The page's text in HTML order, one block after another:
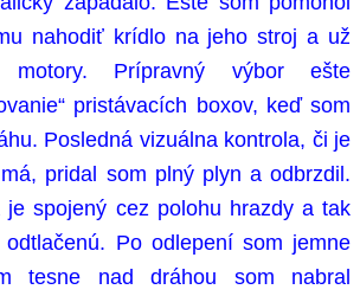
nahodiť krídlo na jeho stroj a už
motory. Prípravný výbor ešte
pristávacích boxov, keď som
Posledná vizuálna kontrola, či je
pridal som plný plyn a odbrzdil.
je spojený cez polohu hrazdy a tak
Po odlepení som jemne
tesne nad dráhou som nabral